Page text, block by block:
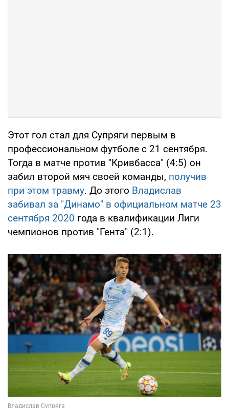
Этот гол стал для Супряги первым в
профессиональном футболе с 21 сентября.
Тогда в матче против "Кривбасса" (4:5) он
забил второй мяч своей команды, получив
при этом травму. До этого Владислав
забивал за "Динамо" в официальном матче 23
сентября 2020 года в квалификации Лиги
чемпионов против "Гента" (2:1).